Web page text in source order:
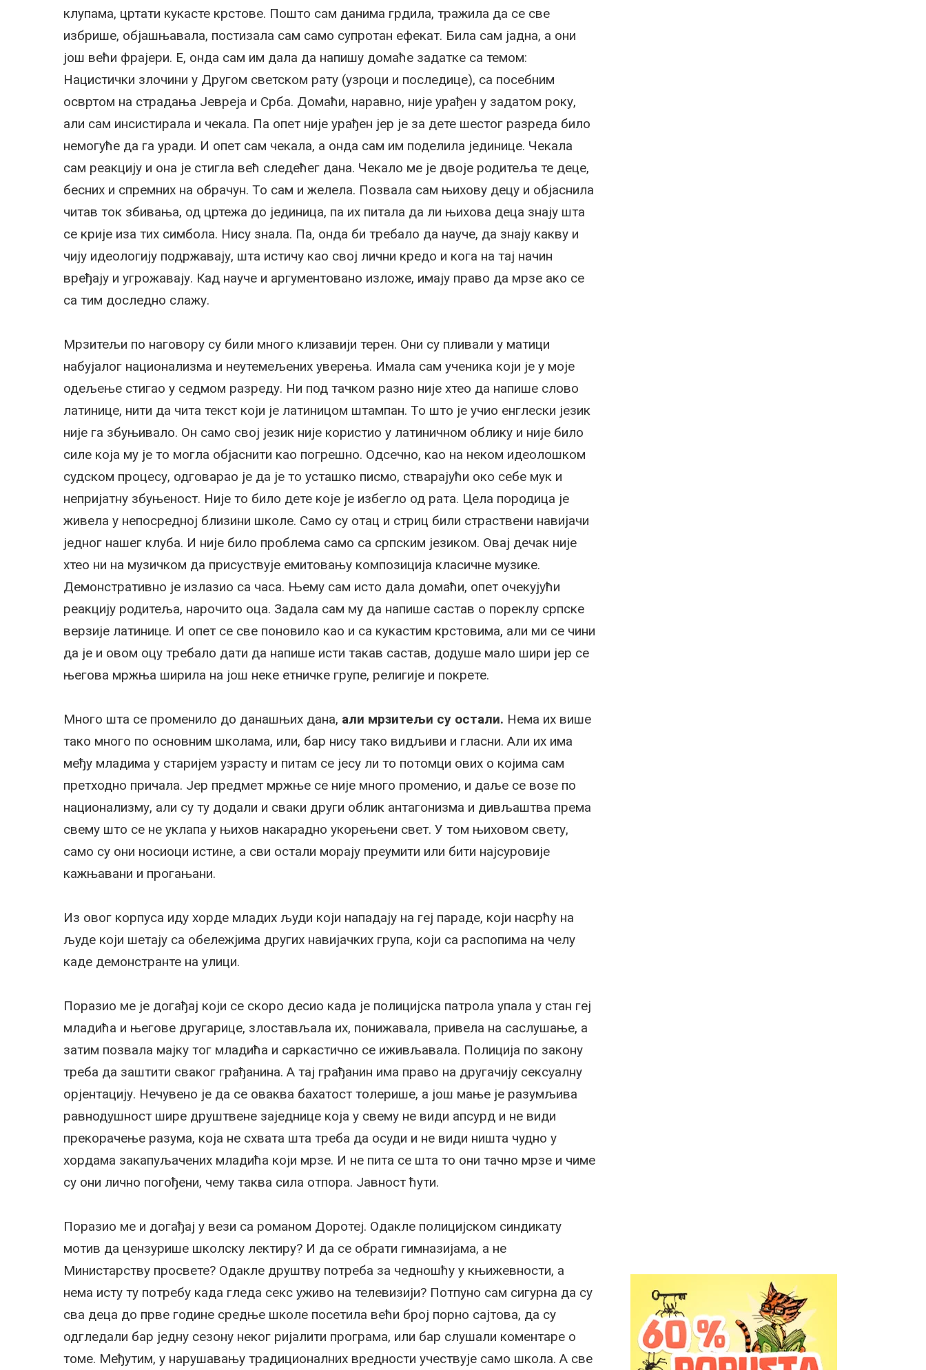
клупама, цртати кукасте крстове. Пошто сам данима грдила, тражила да се све
избрише, објашњавала, постизала сам само супротан ефекат. Била сам јадна, а они
још већи фрајери. Е, онда сам им дала да напишу домаће задатке са темом:
Нацистички злочини у Другом светском рату (узроци и последице), са посебним
освртом на страдања Јевреја и Срба. Домаћи, наравно, није урађен у задатом року,
али сам инсистирала и чекала. Па опет није урађен јер је за дете шестог разреда било
немогуће да га уради. И опет сам чекала, а онда сам им поделила јединице. Чекала
сам реакцију и она је стигла већ следећег дана. Чекало ме је двоје родитеља те деце,
бесних и спремних на обрачун. То сам и желела. Позвала сам њихову децу и објаснила
читав ток збивања, од цртежа до јединица, па их питала да ли њихова деца знају шта
се крије иза тих симбола. Нису знала. Па, онда би требало да науче, да знају какву и
чију идеологију подржавају, шта истичу као свој лични кредо и кога на тај начин
вређају и угрожавају. Кад науче и аргументовано изложе, имају право да мрзе ако се
са тим доследно слажу.
Мрзитељи по наговору су били много клизавији терен. Они су пливали у матици
набујалог национализма и неутемељених уверења. Имала сам ученика који је у моје
одељење стигао у седмом разреду. Ни под тачком разно није хтео да напише слово
латинице, нити да чита текст који је латиницом штампан. То што је учио енглески језик
није га збуњивало. Он само свој језик није користио у латиничном облику и није било
силе која му је то могла објаснити као погрешно. Одсечно, као на неком идеолошком
судском процесу, одговарао је да је то усташко писмо, стварајући око себе мук и
непријатну збуњеност. Није то било дете које је избегло од рата. Цела породица је
живела у непосредној близини школе. Само су отац и стриц били страствени навијачи
једног нашег клуба. И није било проблема само са српским језиком. Овај дечак није
хтео ни на музичком да присуствује емитовању композиција класичне музике.
Демонстративно је излазио са часа. Њему сам исто дала домаћи, опет очекујући
реакцију родитеља, нарочито оца. Задала сам му да напише састав о пореклу српске
верзије латинице. И опет се све поновило као и са кукастим крстовима, али ми се чини
да је и овом оцу требало дати да напише исти такав састав, додуше мало шири јер се
његова мржња ширила на још неке етничке групе, религије и покрете.
Много шта се променило до данашњих дана, али мрзитељи су остали. Нема их више
тако много по основним школама, или, бар нису тако видљиви и гласни. Али их има
међу младима у старијем узрасту и питам се јесу ли то потомци ових о којима сам
претходно причала. Јер предмет мржње се није много променио, и даље се возе по
национализму, али су ту додали и сваки други облик антагонизма и дивљаштва према
свему што се не уклапа у њихов накарадно укорењени свет. У том њиховом свету,
само су они носиоци истине, а сви остали морају преумити или бити најсуровије
кажњавани и прогањани.
Из овог корпуса иду хорде младих људи који нападају на геј параде, који насрћу на
људе који шетају са обележјима других навијачких група, који са распопима на челу
каде демонстранте на улици.
Поразио ме је догађај који се скоро десио када је полицијска патрола упала у стан геј
младића и његове другарице, злостављала их, понижавала, привела на саслушање, а
затим позвала мајку тог младића и саркастично се иживљавала. Полиција по закону
треба да заштити сваког грађанина. А тај грађанин има право на другачију сексуалну
орјентацију. Нечувено је да се оваква бахатост толерише, а још мање је разумљива
равнодушност шире друштвене заједнице која у свему не види апсурд и не види
прекорачење разума, која не схвата шта треба да осуди и не види ништа чудно у
хордама закапуљачених младића који мрзе. И не пита се шта то они тачно мрзе и чиме
су они лично погођени, чему таква сила отпора. Јавност ћути.
Поразио ме и догађај у вези са романом Доротеј. Одакле полицијском синдикату
мотив да цензурише школску лектиру? И да се обрати гимназијама, а не
Министарству просвете? Одакле друштву потреба за чедношћу у књижевности, а
нема исту ту потребу када гледа секс уживо на телевизији? Потпуно сам сигурна да су
сва деца до прве године средње школе посетила већи број порно сајтова, да су
одгледали бар једну сезону неког ријалити програма, или бар слушали коментаре о
томе. Међутим, у нарушавању традиционалних вредности учествује само школа. А све